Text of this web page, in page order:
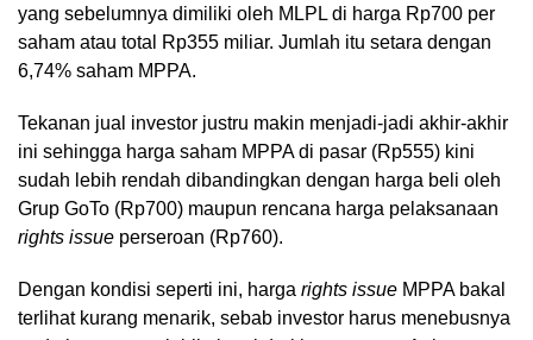
yang sebelumnya dimiliki oleh MLPL di harga Rp700 per
saham atau total Rp355 miliar. Jumlah itu setara dengan
6,74% saham MPPA.
Tekanan jual investor justru makin menjadi-jadi akhir-akhir
ini sehingga harga saham MPPA di pasar (Rp555) kini
sudah lebih rendah dibandingkan dengan harga beli oleh
Grup GoTo (Rp700) maupun rencana harga pelaksanaan
rights issue perseroan (Rp760).
Dengan kondisi seperti ini, harga rights issue MPPA bakal
terlihat kurang menarik, sebab investor harus menebusnya